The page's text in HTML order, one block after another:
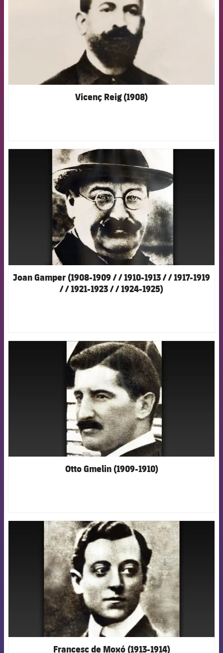
Vicenç Reig (1908)
FCB Barcelona badge
Joan Gamper (1908-1909 / / 1910-1913 / / 1917-1919
/ / 1921-1923 / / 1924-1925)
FCB Barcelona badge
Otto Gmelin (1909-1910)
FCB Barcelona badge
Francesc de Moxó (1913-1914)